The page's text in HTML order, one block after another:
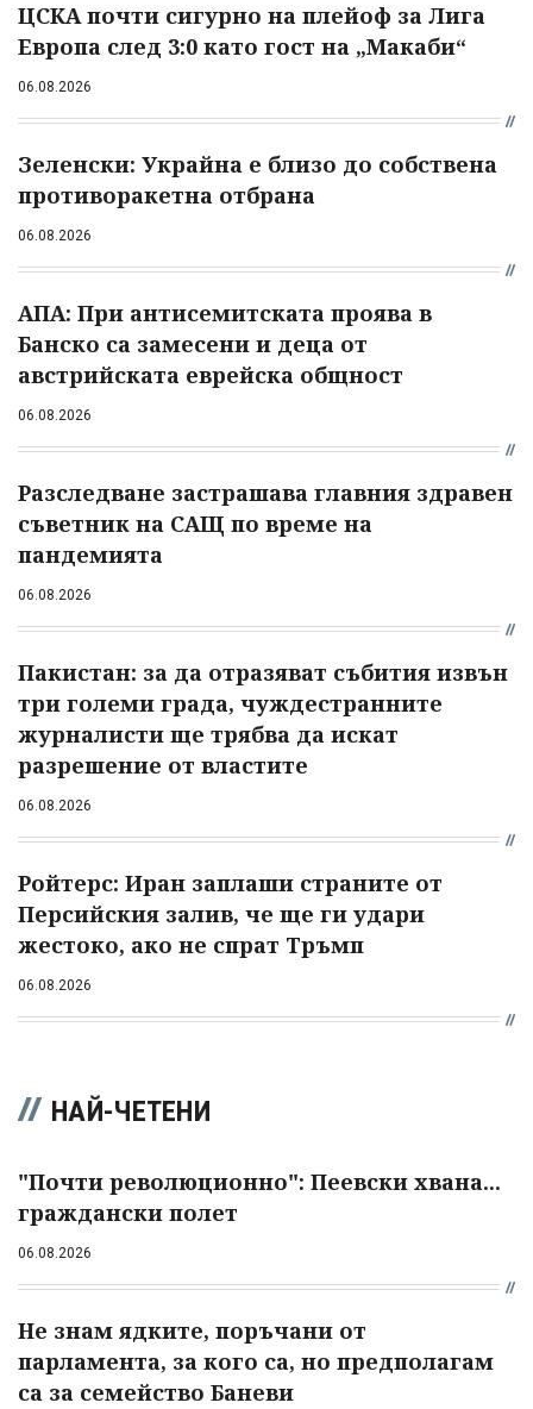
ЦСКА почти сигурно на плейоф за Лига
Европа след 3:0 като гост на „Макаби“
06.08.2026
Зеленски: Украйна е близо до собствена
противоракетна отбрана
06.08.2026
АПА: При антисемитската проява в
Банско са замесени и деца от
австрийската еврейска общност
06.08.2026
Разследване застрашава главния здравен
съветник на САЩ по време на
пандемията
06.08.2026
Пакистан: за да отразяват събития извън
три големи града, чуждестранните
журналисти ще трябва да искат
разрешение от властите
06.08.2026
Ройтерс: Иран заплаши страните от
Персийския залив, че ще ги удари
жестоко, ако не спрат Тръмп
06.08.2026
НАЙ-ЧЕТЕНИ
"Почти революционно": Пеевски хвана...
граждански полет
06.08.2026
Не знам ядките, поръчани от
парламента, за кого са, но предполагам
са за семейство Баневи